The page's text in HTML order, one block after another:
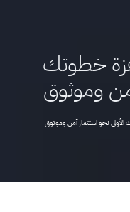
خطوتك
وموثوق
نحو استثمار آمن وموثوق